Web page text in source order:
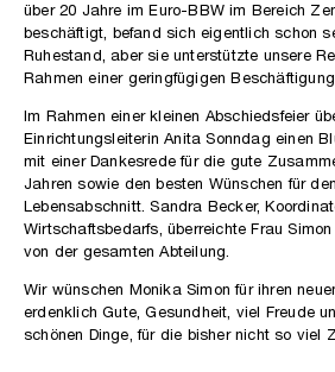
über 20 Jahre im Euro-BBW im Bereich
beschäftigt, befand sich eigentlich schon
Ruhestand, aber sie unterstützte unsere
Rahmen einer geringfügigen
Im Rahmen einer kleinen Abschiedsfeier
Einrichtungsleiterin Anita Sonndag einen
mit einer Dankesrede für die gute
Jahren sowie den besten Wünschen für
Lebensabschnitt. Sandra Becker,
Wirtschaftsbedarfs, überreichte Frau
von der gesamten Abteilung.
Wir wünschen Monika Simon für ihren
erdenklich Gute, Gesundheit, viel Freude
schönen Dinge, für die bisher nicht so viel